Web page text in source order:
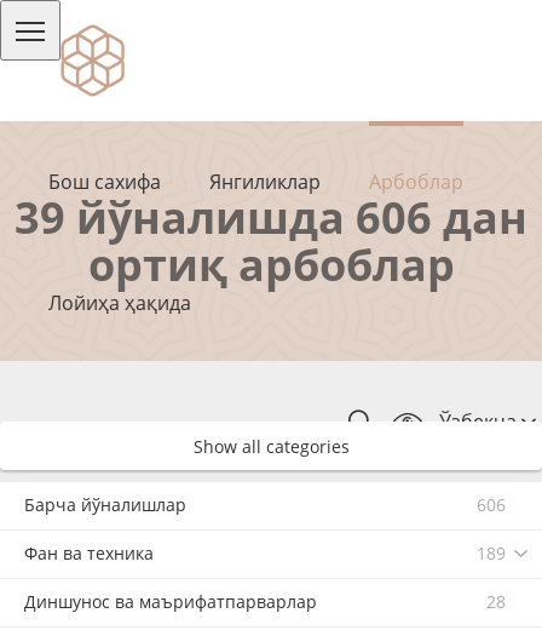
Бош сахифа Янгиликлар Арбоблар
Лойиҳа ҳақида
Ўзбекча
39 йўналишда 606 дан
ортиқ арбоблар
Show all categories
Барча йўналишлар 606
Фан ва техника 189
Диншунос ва маърифатпарварлар 28